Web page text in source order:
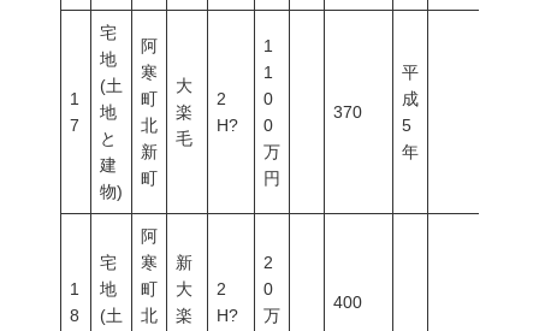
1
7
宅
地
(土
地
と
建
物)
阿
寒
町
北
新
町
大
楽
毛
2
H?
1
1
0
0
万
円
370
平
成
5
年
1
8
宅
地
(土
阿
寒
町
北
新
大
楽
2
H?
2
0
万
400